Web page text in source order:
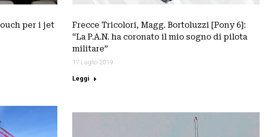
per i jet
Frecce Tricolori, Magg. Bortoluzzi [Pony 6]:
“La P.A.N. ha coronato il mio sogno di pilota
militare”
17 Luglio 2019
Leggi